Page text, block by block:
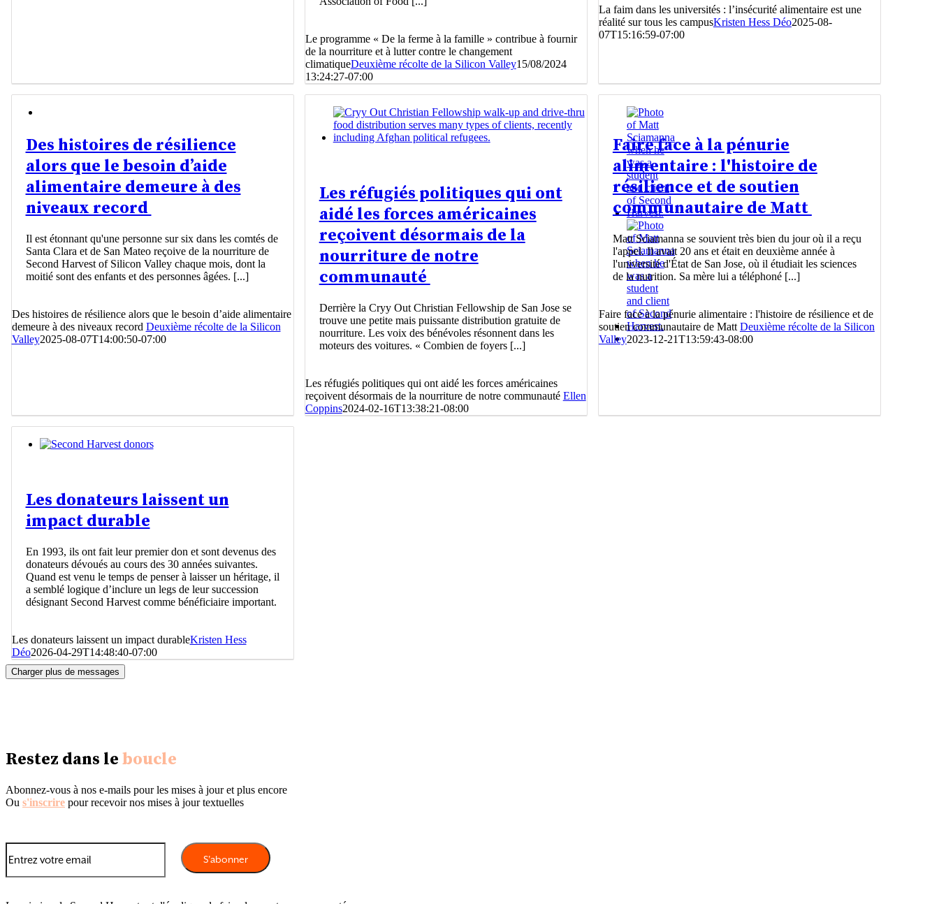
Le programme « De la ferme à la famille » contribue à fournir
de la nourriture et à lutter contre le changement
climatiqueDeuxième récolte de la Silicon Valley15/08/2024
13:24:27-07:00
La faim dans les universités : l’insécurité alimentaire est une
réalité sur tous les campusKristen Hess Déo2025-08-
07T15:16:59-07:00
Des histoires de résilience
alors que le besoin d’aide
alimentaire demeure à des
niveaux record
Il est étonnant qu'une personne sur six dans les comtés de
Santa Clara et de San Mateo reçoive de la nourriture de
Second Harvest of Silicon Valley chaque mois, dont la
moitié sont des enfants et des personnes âgées. [...]
Des histoires de résilience alors que le besoin d’aide alimentaire
demeure à des niveaux record Deuxième récolte de la Silicon
Valley2025-08-07T14:00:50-07:00
Les réfugiés politiques qui ont
aidé les forces américaines
reçoivent désormais de la
nourriture de notre
communauté
Derrière la Cryy Out Christian Fellowship de San Jose se
trouve une petite mais puissante distribution gratuite de
nourriture. Les voix des bénévoles résonnent dans les
moteurs des voitures. « Combien de foyers [...]
Les réfugiés politiques qui ont aidé les forces américaines
reçoivent désormais de la nourriture de notre communauté Ellen
Coppins2024-02-16T13:38:21-08:00
Faire face à la pénurie
alimentaire : l'histoire de
résilience et de soutien
communautaire de Matt
Matt Sciamanna se souvient très bien du jour où il a reçu
l'appel. Il avait 20 ans et était en deuxième année à
l'université d'État de San Jose, où il étudiait les sciences
de la nutrition. Sa mère lui a téléphoné [...]
Faire face à la pénurie alimentaire : l'histoire de résilience et de
soutien communautaire de Matt Deuxième récolte de la Silicon
Valley2023-12-21T13:59:43-08:00
Les donateurs laissent un
impact durable
En 1993, ils ont fait leur premier don et sont devenus des
donateurs dévoués au cours des 30 années suivantes.
Quand est venu le temps de penser à laisser un héritage, il
a semblé logique d’inclure un legs de leur succession
désignant Second Harvest comme bénéficiaire important.
Les donateurs laissent un impact durableKristen Hess
Déo2026-04-29T14:48:40-07:00
Charger plus de messages
Restez dans le boucle
Abonnez-vous à nos e-mails pour les mises à jour et plus encore
Ou s'inscrire pour recevoir nos mises à jour textuelles